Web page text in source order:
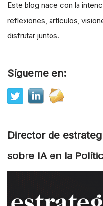
Este blog nace con la
reflexiones, artículos,
disfrutar juntos.
Sígueme en:
Director de
sobre IA en la